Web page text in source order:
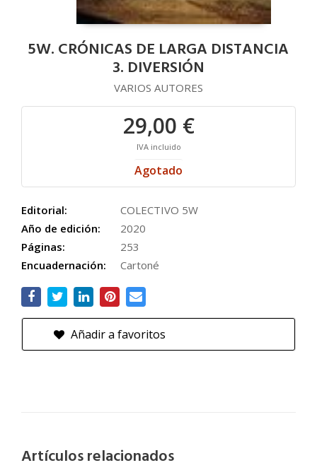
5W. CRÓNICAS DE LARGA DISTANCIA
3. DIVERSIÓN
VARIOS AUTORES
29,00 €
IVA incluido
Agotado
Editorial:
COLECTIVO 5W
Año de edición:
2020
Páginas:
253
Encuadernación:
Cartoné
Añadir a favoritos
Artículos relacionados